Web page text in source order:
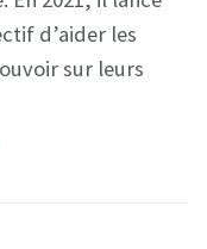
d’aider les
sur leurs